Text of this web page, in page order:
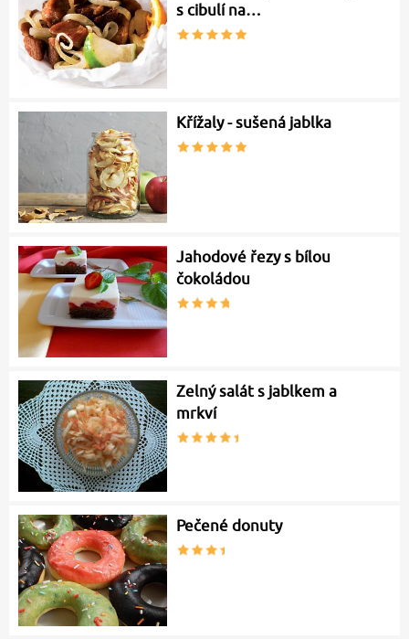
s cibulí na…
Křížaly - sušená jablka
Jahodové řezy s bílou
čokoládou
Zelný salát s jablkem a
mrkví
Pečené donuty